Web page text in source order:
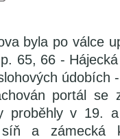
byla po válce
65, 66 -
údobích
portál se
proběhly v 19.
a zámecká